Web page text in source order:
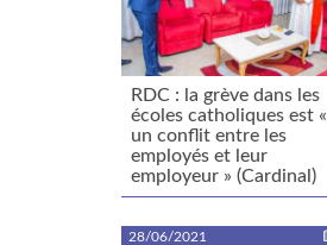
RDC : la grève dans les
écoles catholiques est «
un conflit entre les
employés et leur
employeur » (Cardinal)
28/06/2021